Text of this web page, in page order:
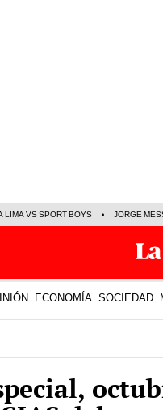
LIMA VS SPORT BOYS JORGE
ECONOMÍA SOCIEDAD